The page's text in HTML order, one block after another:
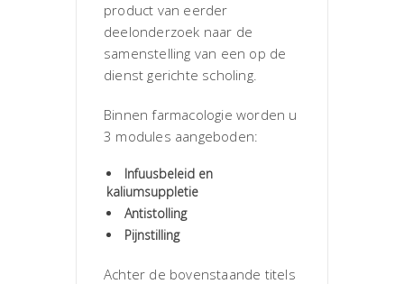
product van eerder
deelonderzoek naar de
samenstelling van een op de
dienst gerichte scholing.
Binnen farmacologie worden u
3 modules aangeboden:
Infuusbeleid en
kaliumsuppletie
Antistolling
Pijnstilling
Achter de bovenstaande titels